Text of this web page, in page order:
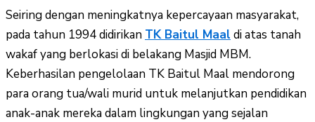
Seiring dengan meningkatnya kepercayaan masyarakat,
pada tahun 1994 didirikan TK Baitul Maal di atas tanah
wakaf yang berlokasi di belakang Masjid MBM.
Keberhasilan pengelolaan TK Baitul Maal mendorong
para orang tua/wali murid untuk melanjutkan pendidikan
anak-anak mereka dalam lingkungan yang sejalan